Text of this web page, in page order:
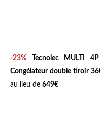
-23% Tecnolec MULTI
Congélateur double tiroir
au lieu de 649€